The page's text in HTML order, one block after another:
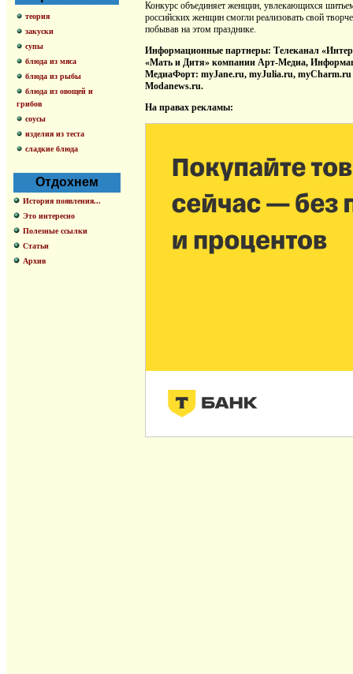
теория
закуски
супы
блюда из мяса
блюда из рыбы
блюда из овощей и
грибов
соусы
изделия из теста
сладкие блюда
Отдохнем
История появления...
Это интересно
Полезные ссылки
Статьи
Архив
Конкурс объединяет женщин, увлекающихся
российских женщин смогли реализовать свой
побывав на этом празднике.
Информационные партнеры: Телеканал
«Мать и Дитя» компании Арт-Медиа,
МедиаФорт: myJane.ru, myJulia.ru, myCharm.ru
Modanews.ru.
На правах рекламы: